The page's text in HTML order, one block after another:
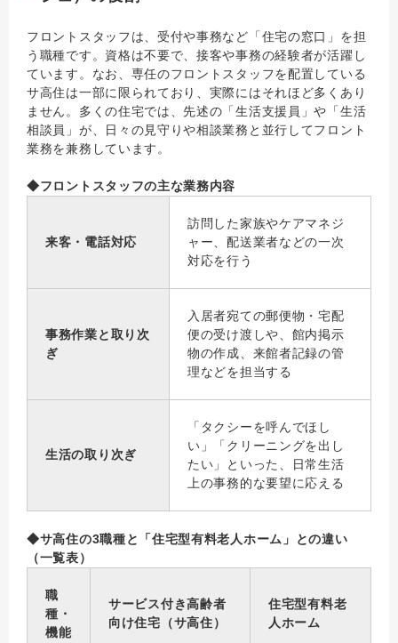
フロントスタッフは、受付や事務など「住宅の窓口」を担
う職種です。資格は不要で、接客や事務の経験者が活躍し
ています。なお、専任のフロントスタッフを配置している
サ高住は一部に限られており、実際にはそれほど多くあり
ません。多くの住宅では、先述の「生活支援員」や「生活
相談員」が、日々の見守りや相談業務と並行してフロント
業務を兼務しています。
◆フロントスタッフの主な業務内容
来客・電話対応
訪問した家族やケアマネジ
ャー、配送業者などの一次
対応を行う
事務作業と取り次
ぎ
入居者宛ての郵便物・宅配
便の受け渡しや、館内掲示
物の作成、来館者記録の管
理などを担当する
生活の取り次ぎ
「タクシーを呼んでほし
い」「クリーニングを出し
たい」といった、日常生活
上の事務的な要望に応える
◆サ高住の3職種と「住宅型有料老人ホーム」との違い
（一覧表）
職
種・
機能
サービス付き高齢者
向け住宅（サ高住）
住宅型有料老
人ホーム